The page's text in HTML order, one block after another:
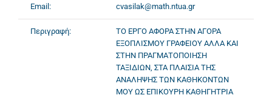
Email: cvasilak@math.ntua.gr
Περιγραφή:
ΤΟ ΕΡΓΟ ΑΦΟΡΑ ΣΤΗΝ ΑΓΟΡΑ
ΕΞΟΠΛΙΣΜΟΥ ΓΡΑΦΕΙΟΥ ΑΛΛΑ ΚΑΙ
ΣΤΗΝ ΠΡΑΓΜΑΤΟΠΟΙΗΣΗ
ΤΑΞΙΔΙΩΝ, ΣΤΑ ΠΛΑΙΣΙΑ ΤΗΣ
ΑΝΑΛΗΨΗΣ ΤΩΝ ΚΑΘΗΚΟΝΤΩΝ
ΜΟΥ ΩΣ ΕΠΙΚΟΥΡΗ ΚΑΘΗΓΗΤΡΙΑ